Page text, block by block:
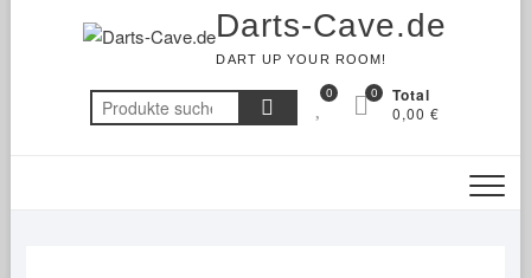
Darts-Cave.de
DART UP YOUR ROOM!
Suchen
nach:
0 Total
0,00 €
0